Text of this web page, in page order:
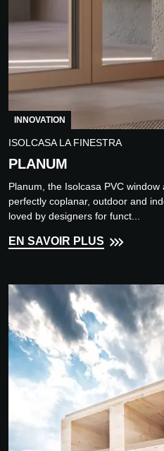
INNOVATION
ISOLCASA LA FINESTRA
PLANUM
Planum, the Isolcasa PVC
perfectly coplanar, outdoor and
loved by designers for funct...
EN SAVOIR PLUS